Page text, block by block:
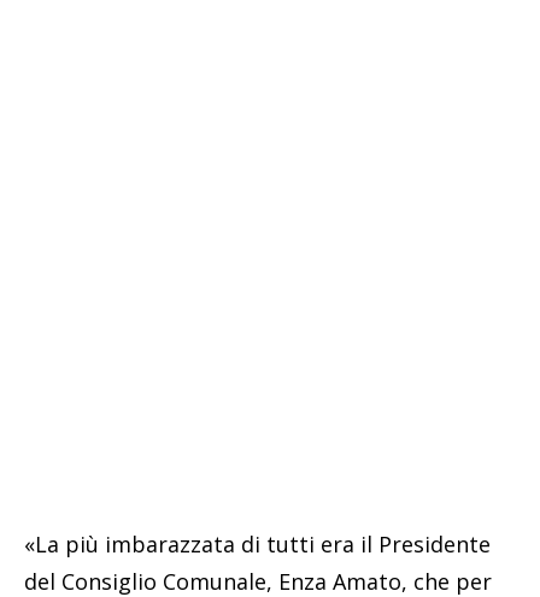
«La più imbarazzata di tutti era il Presidente
del Consiglio Comunale, Enza Amato, che per